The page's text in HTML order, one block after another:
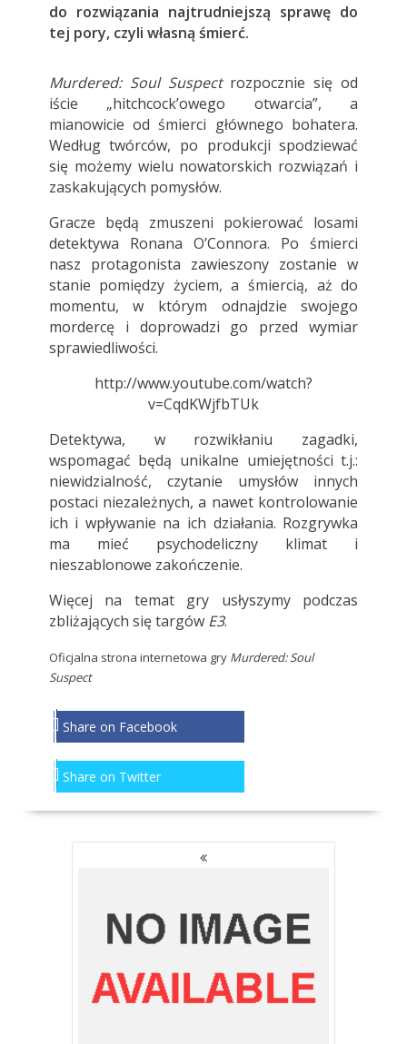
do rozwiązania najtrudniejszą sprawę do
tej pory, czyli własną śmierć.
Murdered: Soul Suspectrozpocznie się od
iście „hitchcock’owego otwarcia”, a
mianowicie od śmierci głównego bohatera.
Według twórców, po produkcji spodziewać
się możemy wielu nowatorskich rozwiązań i
zaskakujących pomysłów.
Gracze będą zmuszeni pokierować losami
detektywa Ronana O’Connora. Po śmierci
nasz protagonista zawieszony zostanie w
stanie pomiędzy życiem, a śmiercią, aż do
momentu, w którym odnajdzie swojego
mordercę i doprowadzi go przed wymiar
sprawiedliwości.
http://www.youtube.com/watch?
v=CqdKWjfbTUk
Detektywa, w rozwikłaniu zagadki,
wspomagać będą unikalne umiejętności t.j.:
niewidzialność, czytanie umysłów innych
postaci niezależnych, a nawet kontrolowanie
ich i wpływanie na ich działania. Rozgrywka
ma mieć psychodeliczny klimat i
nieszablonowe zakończenie.
Więcej na temat gry usłyszymy podczas
zbliżających się targów E3.
Oficjalna strona internetowa gry Murdered: Soul
Suspect
Share on Facebook
Share on Twitter
NAWIGACJA